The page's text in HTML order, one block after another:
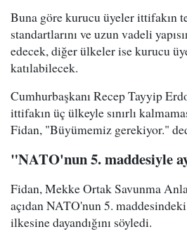
Buna göre kurucu üyeler ittifakın
standartlarını ve uzun vadeli
edecek, diğer ülkeler ise kurucu
katılabilecek.
Cumhurbaşkanı Recep Tayyip
ittifakın üç ülkeyle sınırlı
Fidan, "Büyümemiz gerekiyor."
"NATO'nun 5. maddesiyle
Fidan, Mekke Ortak Savunma
açıdan NATO'nun 5.
ilkesine dayandığını söyledi.